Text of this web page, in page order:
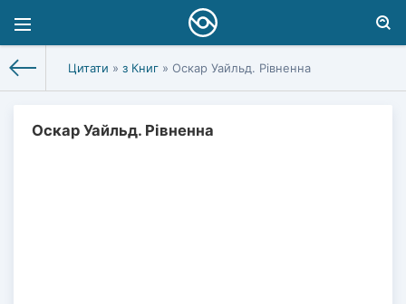
Цитати » з Книг » Оскар Уайльд. Рівненна
Оскар Уайльд. Рівненна